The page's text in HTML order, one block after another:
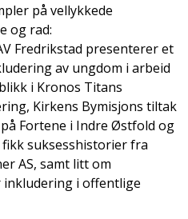
på vellykkede
og rad:
Fredrikstad presenterer et
av ungdom i arbeid
i Kronos Titans
Kirkens Bymisjons tiltak
Fortene i Indre Østfold og
suksesshistorier fra
AS, samt litt om
i offentlige